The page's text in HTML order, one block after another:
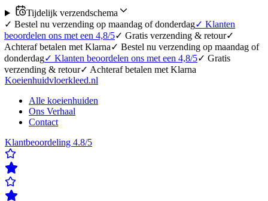
Tijdelijk verzendschema
Bestel nu verzending op maandag of donderdag✓Klanten
ons met een 4,8/5✓Gratis verzending & retour✓
betalen met Klarna✓Bestel nu verzending op maandag of
✓Klanten beoordelen ons met een 4,8/5✓Gratis
& retour✓Achteraf betalen met Klarna
Koeienhuidvloerkleed.nl
Alle koeienhuiden
Ons Verhaal
Contact
Klantbeoordeling 4.8/5